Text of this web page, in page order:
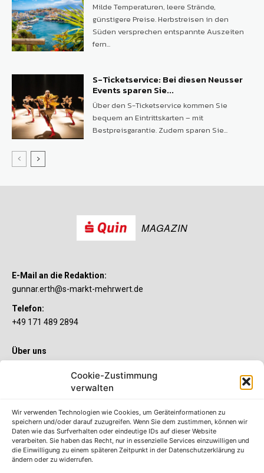
Cookie-Zustimmung
verwalten
Wir verwenden Technologien wie Cookies, um Geräteinformationen zu
speichern und/oder darauf zuzugreifen. Wenn Sie dem zustimmen, können wir
Daten wie das Surfverhalten oder eindeutige IDs auf dieser Website
verarbeiten. Sie haben das Recht, nur in essenzielle Services einzuwilligen und
die Einwilligung zu einem späteren Zeitpunkt in der Datenschutzerklärung zu
ändern oder zu widerrufen.
Milde Temperaturen, leere Strände,
günstigere Preise. Herbstreisen in den
Süden versprechen entspannte Auszeiten
fern...
S-Ticketservice: Bei diesen Neusser
Events sparen Sie...
Über den S-Ticketservice kommen Sie
bequem an Eintrittskarten – mit
Bestpreisgarantie. Zudem sparen Sie...
MAGAZIN
E-Mail an die Redaktion:
gunnar.erth@s-markt-mehrwert.de
Telefon:
+49 171 489 2894
Über uns
Sie wollen mehr als ein gewöhnliches Girokonto? Dann ist unser
S-Quin Konto genau das Richtige für Sie. Die beiden
etliche Inklusivleistungen. Im S-Quin Magazin erfahren Sie
immer, was es Neues gibt.
Die S-Quin Kontomodelle